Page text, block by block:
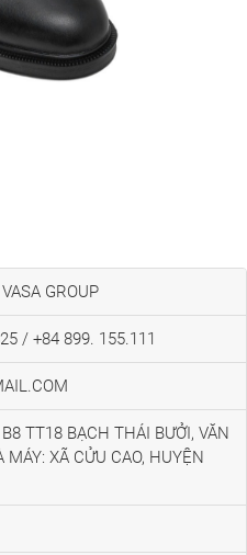
GROUP
/ +84 899. 155.111
TT18 BẠCH THÁI BƯỞI, VĂN
XÃ CỬU CAO, HUYỆN